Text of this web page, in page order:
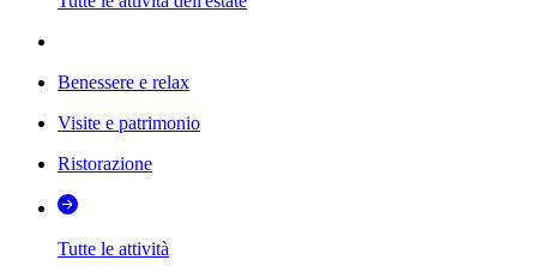
Benessere e relax
Visite e patrimonio
Ristorazione
Tutte le attività